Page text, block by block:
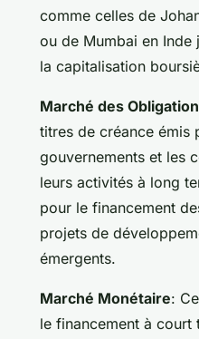
comme celles de
ou de Mumbai en
la capitalisation
Marché des
titres de créance émis
gouvernements et les
leurs activités à long
pour le financement
projets de
émergents.
Marché Monétaire:
le financement à court